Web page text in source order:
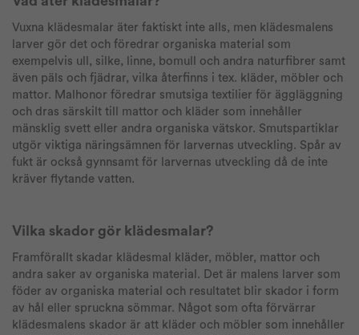
Vuxna klädesmalar äter faktiskt inte alls, men klädesmalens
larver gör det och föredrar organiska material som
exempelvis ull, silke, linne, bomull och andra naturfibrer samt
även päls och fjädrar, vilka återfinns i tex. kläder, möbler och
mattor. Malhonor föredrar smutsiga textilier för äggläggning
och dras särskilt till mattor och kläder som innehåller
mänsklig svett eller andra organiska vätskor. Smutspartiklar
utgör viktiga näringsämnen för larvernas utveckling. Spår av
fukt är också gynnsamt för larvernas utveckling då de inte
kräver flytande vatten.
Vilka skador gör klädesmalar?
Framförallt skadar klädesmal kläder, möbler, mattor och
andra saker av organiska material. Det är malens larver som
föder av organiska material och resultatet blir skador i form
av hål eller spruckna sömmar. Något som ofta förvärrar
klädesmalens skador är att kläder och möbler som innehåller